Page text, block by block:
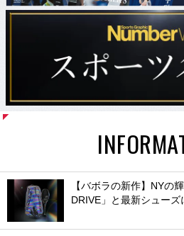
【バボラの新作】NYの
DRIVE」と最新シュー